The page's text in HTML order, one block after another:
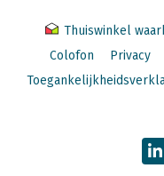
Thuiswinkel
Colofon
Privacy